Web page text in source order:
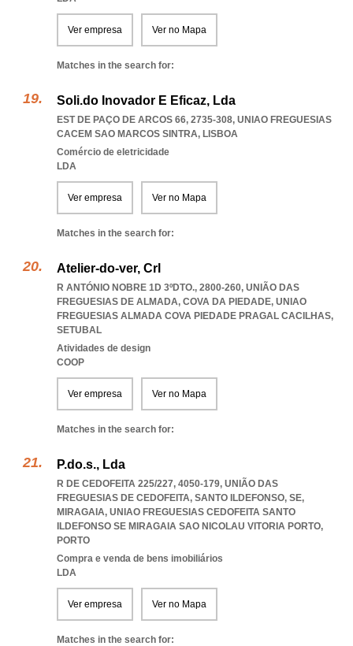
Ver empresa Ver no Mapa
Matches in the search for:
Soli.do Inovador E Eficaz, Lda
EST DE PAÇO DE ARCOS 66, 2735-308, UNIAO FREGUESIAS
CACEM SAO MARCOS SINTRA, LISBOA
Comércio de eletricidade
LDA
Ver empresa Ver no Mapa
Matches in the search for:
Atelier-do-ver, Crl
R ANTÓNIO NOBRE 1D 3ºDTO., 2800-260, UNIÃO DAS
FREGUESIAS DE ALMADA, COVA DA PIEDADE, UNIAO
FREGUESIAS ALMADA COVA PIEDADE PRAGAL CACILHAS,
SETUBAL
Atividades de design
COOP
Ver empresa Ver no Mapa
Matches in the search for:
P.do.s., Lda
R DE CEDOFEITA 225/227, 4050-179, UNIÃO DAS
FREGUESIAS DE CEDOFEITA, SANTO ILDEFONSO, SE,
MIRAGAIA, UNIAO FREGUESIAS CEDOFEITA SANTO
ILDEFONSO SE MIRAGAIA SAO NICOLAU VITORIA PORTO,
PORTO
Compra e venda de bens imobiliários
LDA
Ver empresa Ver no Mapa
Matches in the search for: